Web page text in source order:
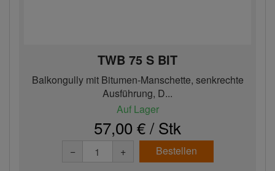
TWB 75 S BIT
Balkongully mit Bitumen-Manschette, senkrechte
Ausführung, D...
Auf Lager
57,00 € / Stk
− + Bestellen